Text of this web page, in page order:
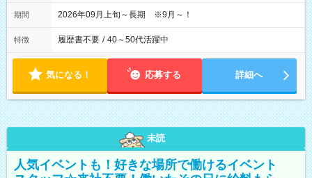
期間 2026年09月上旬～長期 ※9月～！
特徴 履歴書不要 / 40～50代活躍中
気になる！ 応募する 詳細へ
未読
人気イベントも！好きな場所で働けるイベント